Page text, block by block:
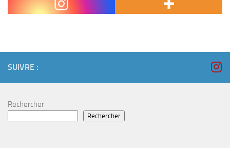
Moscou , Mardi 3 NOVEMBRE 2015...
SUIVRE :
Rechercher
Rechercher